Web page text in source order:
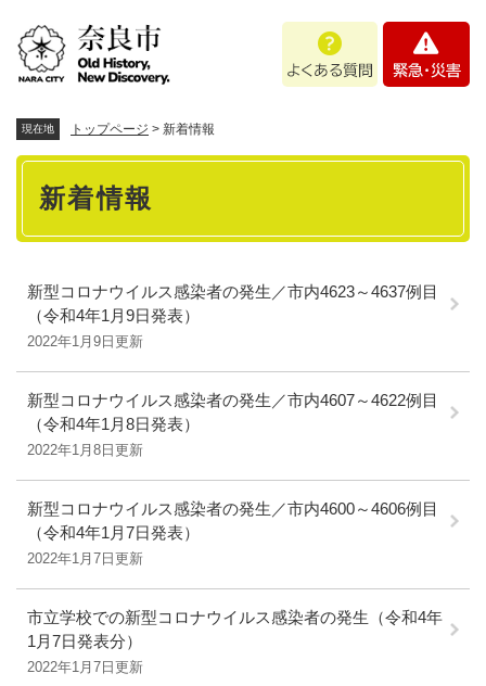
あ
・
現在地 トップページ > 新着情報
本
新着情報
新型コロナウイルス感染者の発生／市内4623～4637例目
（令和4年1月9日発表）
2022年1月9日更新
新型コロナウイルス感染者の発生／市内4607～4622例目
（令和4年1月8日発表）
2022年1月8日更新
新型コロナウイルス感染者の発生／市内4600～4606例目
（令和4年1月7日発表）
2022年1月7日更新
市立学校での新型コロナウイルス感染者の発生（令和4年
1月7日発表分）
2022年1月7日更新